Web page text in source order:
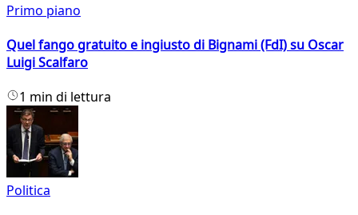
Primo piano
Quel fango gratuito e ingiusto di Bignami (FdI) su Oscar
Luigi Scalfaro
1 min di lettura
Politica